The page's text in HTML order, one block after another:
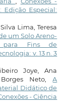
Edição Especial:
Lima, Teresa
um Solo Areno-
para Fins de
v. 13 n. 3
Joye, Ana
Borges Neto,A
Didático de
- Ciência